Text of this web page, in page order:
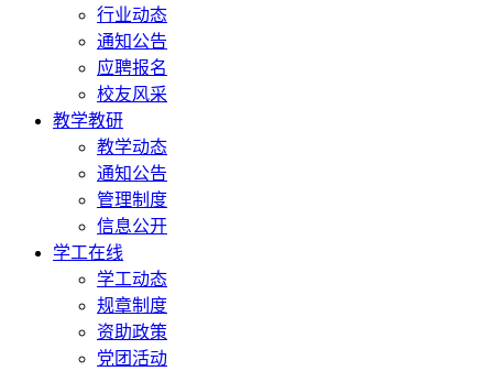
行业动态
通知公告
应聘报名
校友风采
教学教研
教学动态
通知公告
管理制度
信息公开
学工在线
学工动态
规章制度
资助政策
党团活动